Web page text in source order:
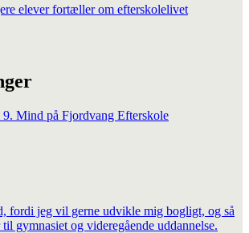
elever fortæller om efterskolelivet
fordi jeg vil gerne udvikle mig bogligt, og så
gymnasiet og videregående uddannelse.